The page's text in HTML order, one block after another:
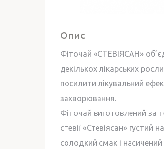
Опис
Фіточай «CТЕВІЯСАН»
декількох лікарських
посилити лікувальний
захворювання.
Фіточай виготовлений за
стевії «Стевіясан» густий
солодкий смак і